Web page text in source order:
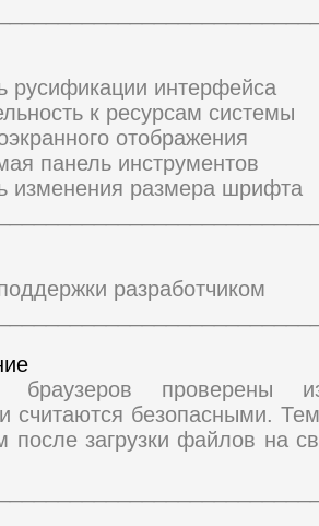
русификации интерфейса
к ресурсам системы
отображения
панель инструментов
изменения размера шрифта
разработчиком
браузеров проверены
считаются безопасными.
после загрузки файлов на